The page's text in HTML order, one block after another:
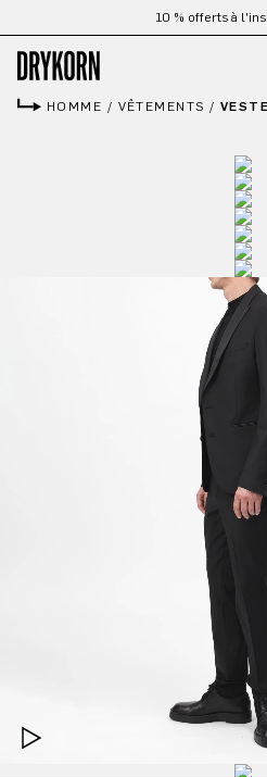
Passer au contenu principalLivraison gratuite à
HOMME / VÊTEMENTS /